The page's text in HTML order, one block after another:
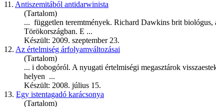
11. Antiszemitából antidarwinista
(Tartalom)
... független teremtmények. Richard Dawkins brit biológus,
Törökországban. E ...
Készült: 2009. szeptember 23.
12. Az értelmiség árfolyamváltozásai
(Tartalom)
... i dobogóról. A nyugati értelmiségi megasztárok
helyen ...
Készült: 2008. július 15.
13. Egy istentagadó karácsonya
(Tartalom)